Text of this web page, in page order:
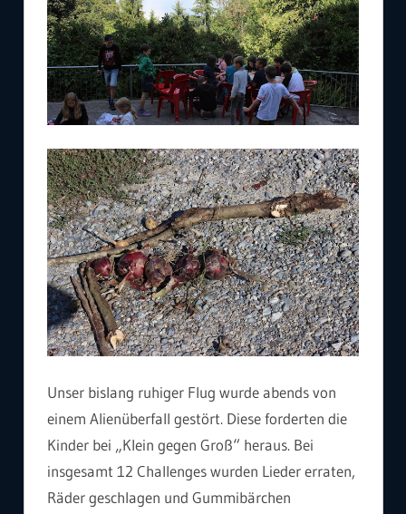
Unser bislang ruhiger Flug wurde abends von
einem Alienüberfall gestört. Diese forderten die
Kinder bei „Klein gegen Groß“ heraus. Bei
insgesamt 12 Challenges wurden Lieder erraten,
Räder geschlagen und Gummibärchen